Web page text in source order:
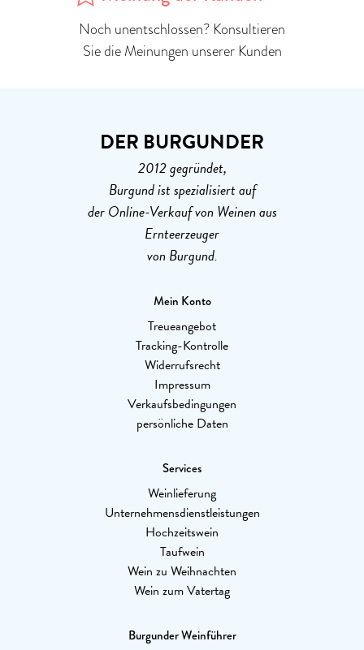
Noch unentschlossen? Konsultieren
Sie die Meinungen unserer Kunden
DER BURGUNDER
2012 gegründet,
Burgund ist spezialisiert auf
der Online-Verkauf von Weinen aus
Ernteerzeuger
von Burgund.
Mein Konto
Treueangebot
Tracking-Kontrolle
Widerrufsrecht
Impressum
Verkaufsbedingungen
persönliche Daten
Services
Weinlieferung
Unternehmensdienstleistungen
Hochzeitswein
Taufwein
Wein zu Weihnachten
Wein zum Vatertag
Burgunder Weinführer